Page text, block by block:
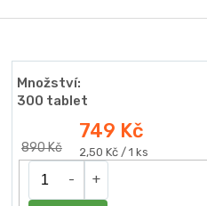
Množství:
300 tablet
890 Kč
749 Kč
Měrná
cena:
2,50 Kč / 1 ks